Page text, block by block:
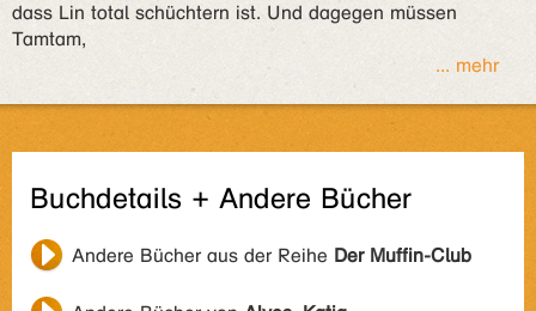
dass Lin total schüchtern ist. Und dagegen müssen
Tamtam,
... mehr
Buchdetails + Andere Bücher
Andere Bücher aus der Reihe Der Muffin-Club